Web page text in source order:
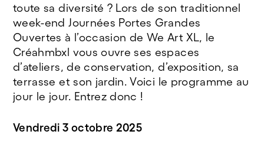
toute sa diversité ? Lors de son traditionnel
week-end Journées Portes Grandes
Ouvertes à l’occasion de We Art XL, le
Créahmbxl vous ouvre ses espaces
d’ateliers, de conservation, d’exposition, sa
terrasse et son jardin. Voici le programme au
jour le jour. Entrez donc !
Vendredi 3 octobre 2025